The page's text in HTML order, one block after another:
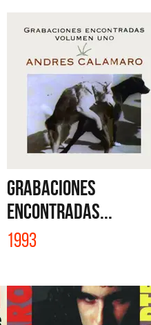
GRABACIONES
ENCONTRADAS...
1993